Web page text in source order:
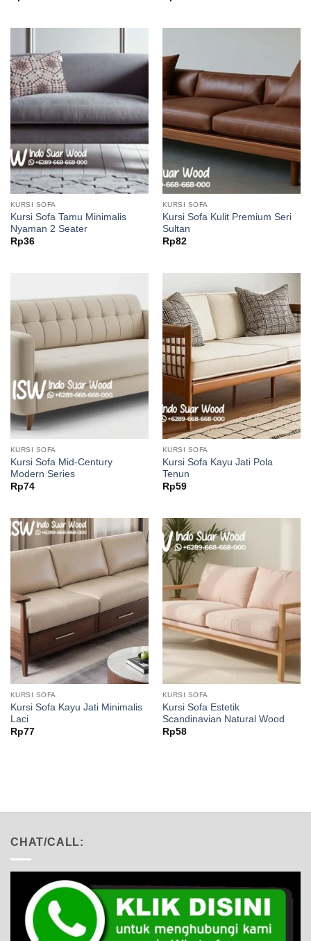
KURSI SOFA
Kursi Sofa Tamu Minimalis
Nyaman 2 Seater
Rp36
KURSI SOFA
Kursi Sofa Kulit Premium Seri
Sultan
Rp82
KURSI SOFA
Kursi Sofa Mid-Century
Modern Series
Rp74
KURSI SOFA
Kursi Sofa Kayu Jati Pola
Tenun
Rp59
KURSI SOFA
Kursi Sofa Kayu Jati Minimalis
Laci
Rp77
KURSI SOFA
Kursi Sofa Estetik
Scandinavian Natural Wood
Rp58
CHAT/CALL: